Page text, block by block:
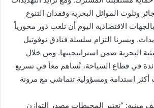
وتلوث الموائل البحرية وفقدان التنوع
الاقتصادية اليوم أن تلعب دور محورياً
ويسرنا التزام سلسلة فنادق نوفوتيل
البحرية ضمن استراتيجيتها. ومن خلال
في قطاع السياحة، نُساهم معاً في تسريع
استدامة ومسؤولية تتماشى مع مرونة
مينيه: “تعتبر المحيطات مصدر التوازن